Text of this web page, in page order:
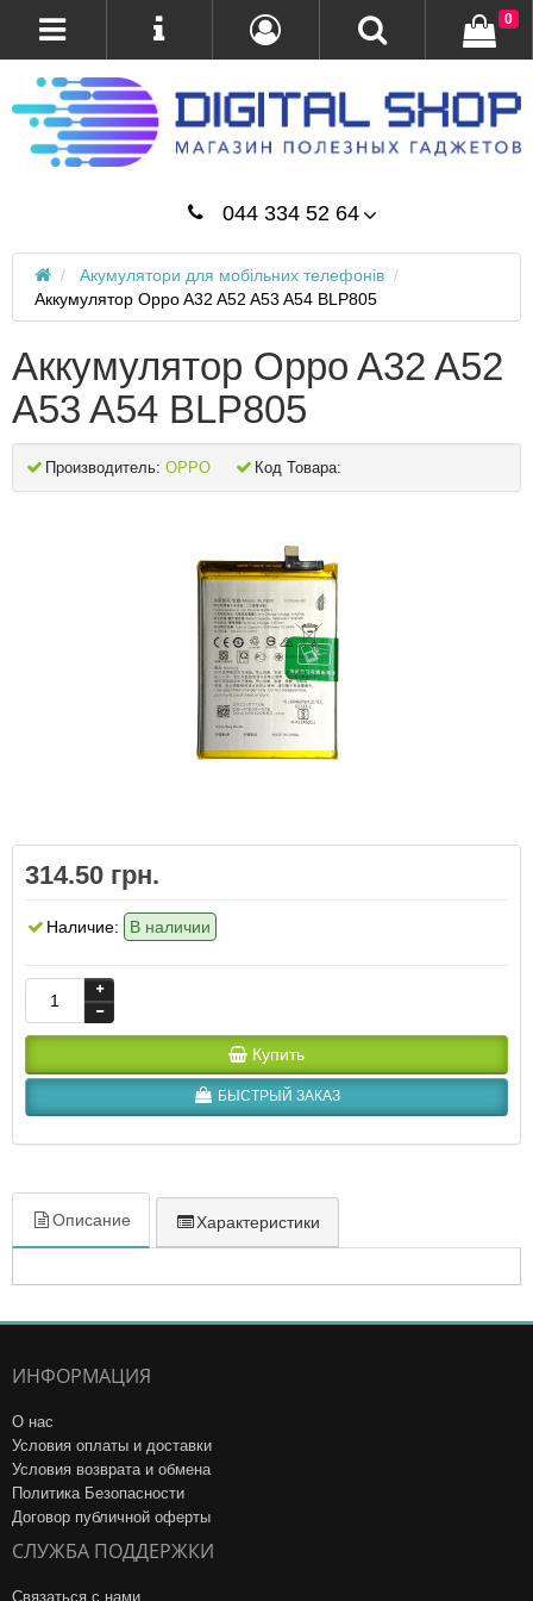
044 334 52 64
0
Акумулятори для мобільних телефонів
Аккумулятор Oppo A32 A52 A53 A54 BLP805
Аккумулятор Oppo A32 A52
A53 A54 BLP805
Производитель: OPPO Код Товара:
314.50 грн.
Наличие: В наличии
Купить
БЫСТРЫЙ ЗАКАЗ
Описание Характеристики
ИНФОРМАЦИЯ
О нас
Условия оплаты и доставки
Условия возврата и обмена
Политика Безопасности
Договор публичной оферты
СЛУЖБА ПОДДЕРЖКИ
Связаться с нами